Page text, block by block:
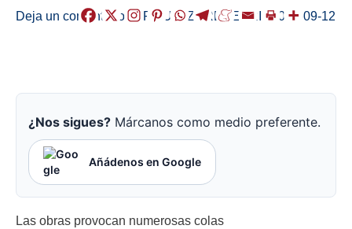
Deja un comentario /ERMUA, ZUREBERRI /2018-09-12
¿Nos sigues? Márcanos como medio preferente.
Añádenos en Google
Las obras provocan numerosas colas